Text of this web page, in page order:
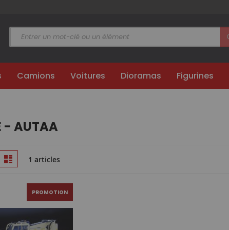
Camions Voitures Dioramas Figurines
- AUTAA
Afficher
Liste 1 articles
PROMOTION